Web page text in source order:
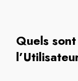
Quels